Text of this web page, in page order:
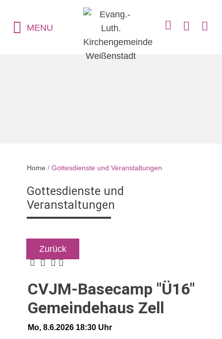
MENU
Home / Gottesdienste und Veranstaltungen
Gottesdienste und
Veranstaltungen
Zurück
CVJM-Basecamp "Ü16"
Gemeindehaus Zell
Mo, 8.6.2026 18:30 Uhr